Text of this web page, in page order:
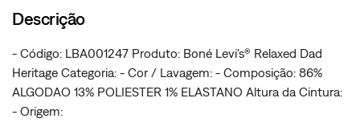
Descrição
- Código: LBA001247 Produto: Boné Levi's® Relaxed Dad
Heritage Categoria: - Cor / Lavagem: - Composição: 86%
ALGODAO 13% POLIESTER 1% ELASTANO Altura da Cintura:
- Origem: